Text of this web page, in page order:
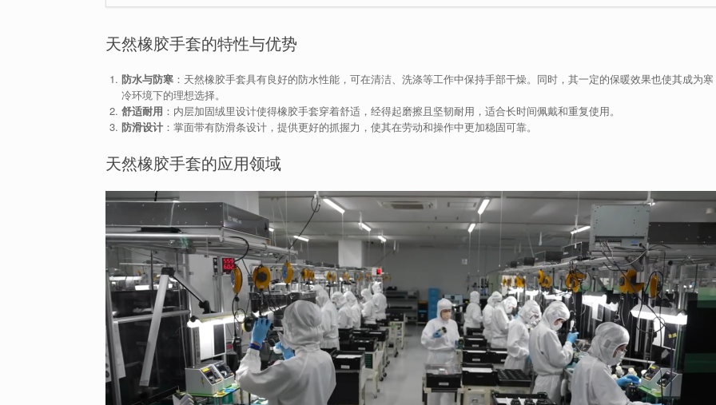
天然橡胶手套的特性与优势
防水与防寒：天然橡胶手套具有良好的防水性能，可在清洁、洗涤等工作中保持手部干燥。同时，其一定的保暖效果也使其成为寒
冷环境下的理想选择。
舒适耐用 ：内层加固绒里设计使得橡胶手套穿着舒适，经得起磨擦且坚韧耐用，适合长时间佩戴和重复使用。
防滑设计：掌面带有防滑条设计，提供更好的抓握力，使其在劳动和操作中更加稳固可靠。
天然橡胶手套的应用领域